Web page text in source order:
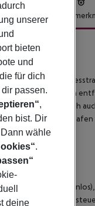
m vom Sand-/
ist ca. 15 km
Mietwagen-Verleih
Hotel und
Babybett
sowie zentral
unserer
bieten
und
für dich
passen.
,
bist. Dir
wähle
.
deine